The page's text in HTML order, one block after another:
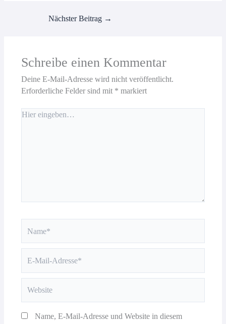
Nächster Beitrag →
Schreibe einen Kommentar
Deine E-Mail-Adresse wird nicht veröffentlicht.
Erforderliche Felder sind mit * markiert
Hier
Mail-
Adresse*
Name, E-Mail-Adresse und Website in diesem